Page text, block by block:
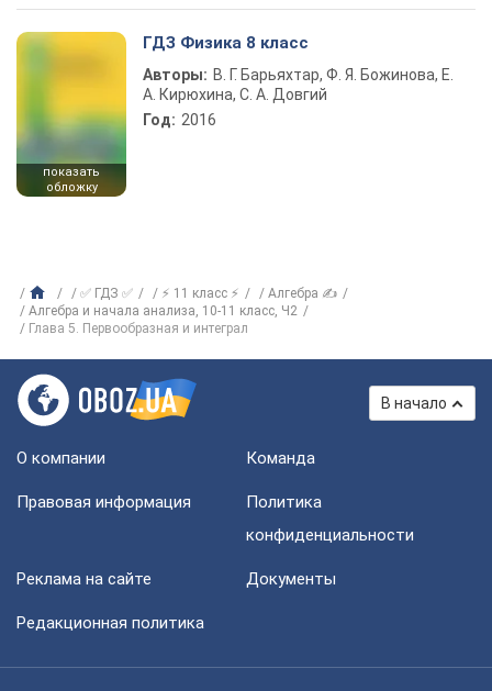
показать
обложку
ГДЗ Физика 8 класс
Авторы: В. Г. Барьяхтар, Ф. Я. Божинова, Е.
А. Кирюхина, С. А. Довгий
Год: 2016
✅ ГДЗ ✅ ⚡ 11 класс ⚡
Алгебра ✍
Алгебра и начала анализа, 10-11 класс, Ч2
Глава 5. Первообразная и интеграл
В начало
О компании Команда
Правовая информация
Политика
конфиденциальности
Реклама на сайте Документы
Редакционная политика